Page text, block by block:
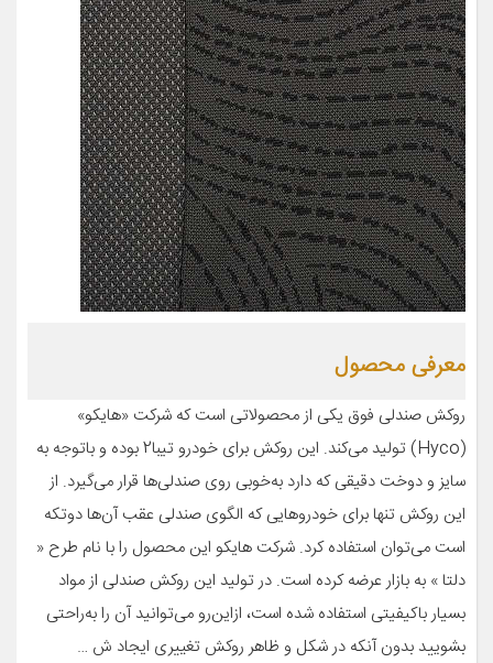
معرفی محصول
روکش صندلی فوق یکی از محصولاتی است که شرکت «هایکو»
(Hyco) تولید می‌کند. این روکش برای خودرو تیبا2 بوده و باتوجه به
سایز و دوخت دقیقی که دارد به‌خوبی روی صندلی‌ها قرار می‌گیرد. از
این روکش تنها برای خودروهایی که الگوی صندلی عقب آن‌ها دوتکه
است می‌توان استفاده کرد. شرکت هایکو این محصول را با نام طرح «
دلتا » به بازار عرضه کرده است. در تولید این روکش صندلی از مواد
بسیار باکیفیتی استفاده شده است، ازاین‌رو می‌توانید آن را به‌راحتی
بشویید بدون آنکه در شکل و ظاهر روکش تغییری ایجاد ش …